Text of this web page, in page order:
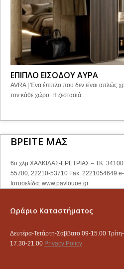
ΕΠΙΠΛΟ ΕΙΣΟΔΟΥ ΑΥΡΑ
AVRA | Ένα έπιπλο που δεν είναι απλώς
τον κάθε χώρο. Η ζεστασιά...
ΒΡΕΙΤΕ ΜΑΣ
6ο χλμ ΧΑΛΚΙΔΑΣ-ΕΡΕΤΡΙΑΣ – ΤΚ: 34100
55700, 22210-53710 Fax: 2221054649
Ιστοσελίδα: www.pavlouoe.gr
Ωράριο Καταστήματος
Δευτέρα-Τετάρτη-Σάββατο 09-15.00
17.30-21.00 Privacy Policy